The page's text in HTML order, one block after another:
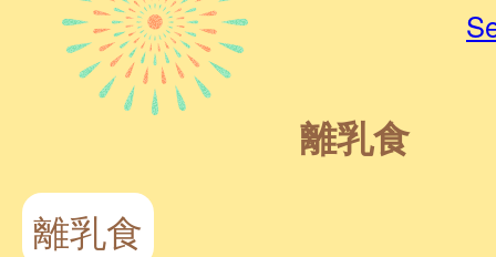
離乳食
離乳食